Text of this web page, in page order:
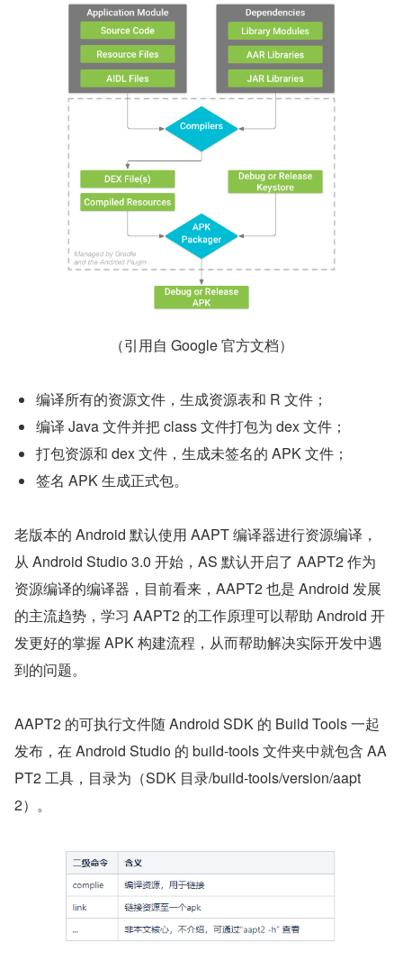
（引用自 Google 官方文档）
编译所有的资源文件，生成资源表和 R 文件；
编译 Java 文件并把 class 文件打包为 dex 文件；
打包资源和 dex 文件，生成未签名的 APK 文件；
签名 APK 生成正式包。
老版本的 Android 默认使用 AAPT 编译器进行资源编译，
从 Android Studio 3.0 开始，AS 默认开启了 AAPT2 作为
资源编译的编译器，目前看来，AAPT2 也是 Android 发展
的主流趋势，学习 AAPT2 的工作原理可以帮助 Android 开
发更好的掌握 APK 构建流程，从而帮助解决实际开发中遇
到的问题。
AAPT2 的可执行文件随 Android SDK 的 Build Tools 一起
发布，在 Android Studio 的 build-tools 文件夹中就包含 AA
PT2 工具，目录为（SDK 目录/build-tools/version/aapt
2）。